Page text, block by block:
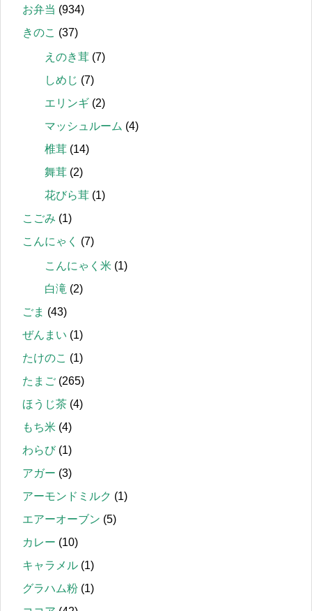
お弁当 (934)
きのこ (37)
えのき茸 (7)
しめじ (7)
エリンギ (2)
マッシュルーム (4)
椎茸 (14)
舞茸 (2)
花びら茸 (1)
こごみ (1)
こんにゃく
(7)
こんにゃく米 (1)
白滝 (2)
ごま (43)
ぜんまい (1)
たけのこ (1)
たまご (265)
ほうじ茶 (4)
もち米 (4)
わらび(1)
アガー (3)
アーモンドミルク (1)
エアーオーブン (5)
カレー (10)
キャラメル (1)
グラハム粉 (1)